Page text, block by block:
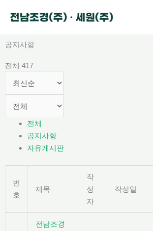
로
너
공지사항
전체 417
전체
공지사항
자유게시판
번
호
제목
작
성
자
작성일
전남조경